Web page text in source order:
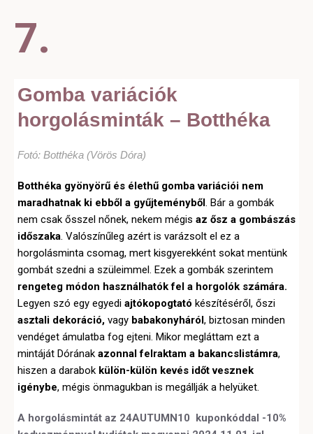
7.
Gomba variációk
horgolásminták – Botthéka
Fotó: Botthéka (Vörös Dóra)
Botthéka gyönyörű és élethű gomba variációi nem
maradhatnak ki ebből a gyűjteményből. Bár a gombák
nem csak ősszel nőnek, nekem mégis az ősz a gombászás
időszaka. Valószínűleg azért is varázsolt el ez a
horgolásminta csomag, mert kisgyerekként sokat mentünk
gombát szedni a szüleimmel. Ezek a gombák szerintem
rengeteg módon használhatók fel a horgolók számára.
Legyen szó egy egyedi ajtókopogtató készítéséről, őszi
asztali dekoráció, vagy babakonyháról, biztosan minden
vendéget ámulatba fog ejteni. Mikor megláttam ezt a
mintáját Dórának azonnal felraktam a bakancslistámra,
hiszen a darabok külön-külön kevés időt vesznek
igénybe, mégis önmagukban is megállják a helyüket.
A horgolásmintát az 24AUTUMN10 kuponkóddal -10%